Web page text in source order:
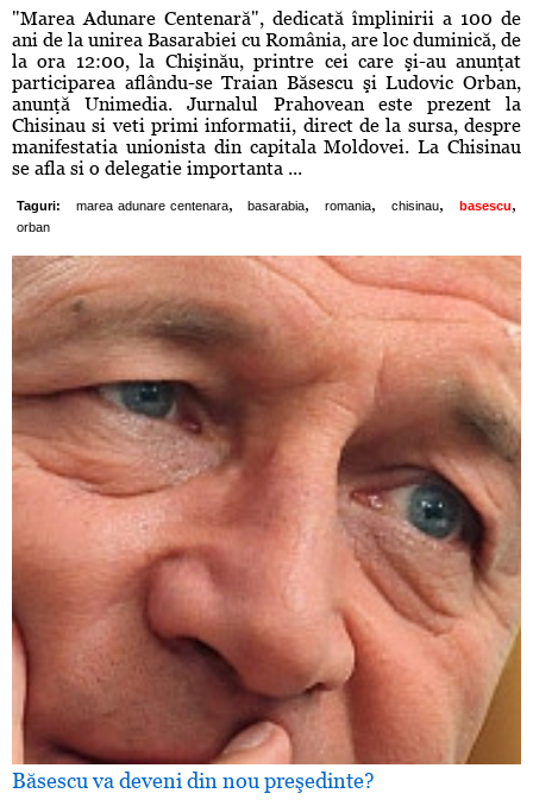
"Marea Adunare Centenară", dedicată împlinirii a 100 de
ani de la unirea Basarabiei cu România, are loc duminică, de
la ora 12:00, la Chişinău, printre cei care şi-au anunţat
participarea aflându-se Traian Băsescu şi Ludovic Orban,
anunţă Unimedia. Jurnalul Prahovean este prezent la
Chisinau si veti primi informatii, direct de la sursa, despre
manifestatia unionista din capitala Moldovei. La Chisinau
se afla si o delegatie importanta ...
Taguri: marea adunare centenara, basarabia, romania, chisinau, basescu,
orban
Băsescu va deveni din nou preşedinte?